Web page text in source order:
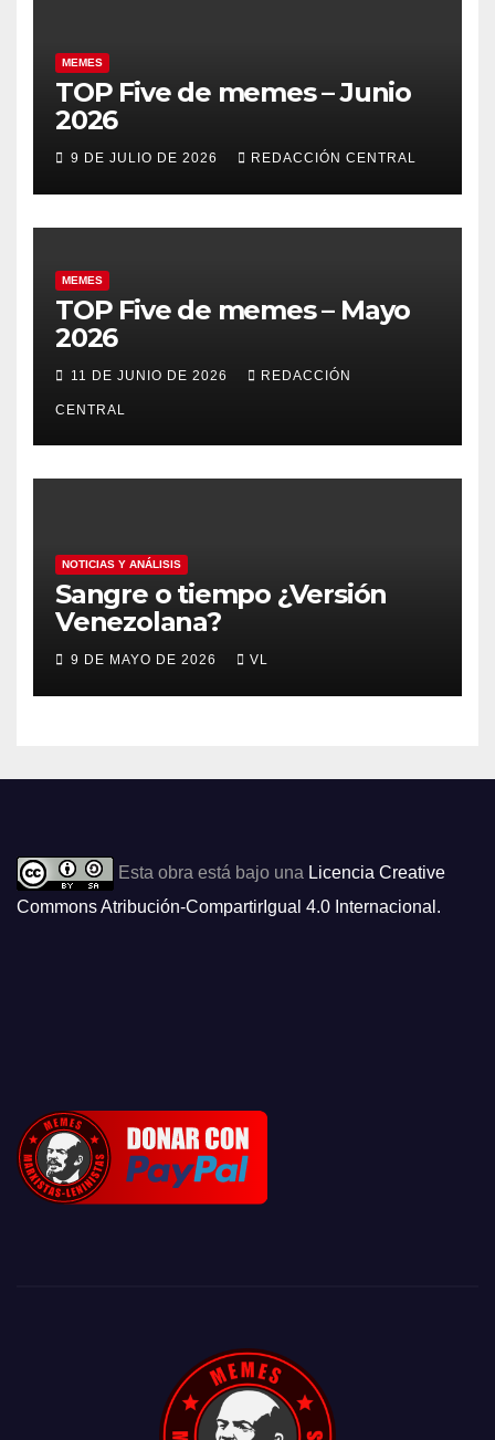
MEMES
TOP Five de memes – Junio
2026
9 DE JULIO DE 2026 REDACCIÓN CENTRAL
MEMES
TOP Five de memes – Mayo
2026
11 DE JUNIO DE 2026 REDACCIÓN
CENTRAL
NOTICIAS Y ANÁLISIS
Sangre o tiempo ¿Versión
Venezolana?
9 DE MAYO DE 2026 VL
Esta obra está bajo una Licencia Creative
Commons Atribución-CompartirIgual 4.0 Internacional .